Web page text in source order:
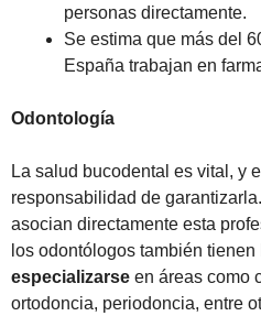
personas directamente.
Se estima que más del
España trabajan en
Odontología
La salud bucodental es vital, y
responsabilidad de
asocian directamente esta
los odontólogos también
especializarse en áreas como
ortodoncia, periodoncia, entre